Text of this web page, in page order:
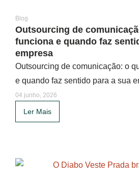
Blog
Outsourcing de
funciona e quando faz
empresa
Outsourcing de comunicação: o
e quando faz sentido para a sua
04 junho, 2026
Ler Mais